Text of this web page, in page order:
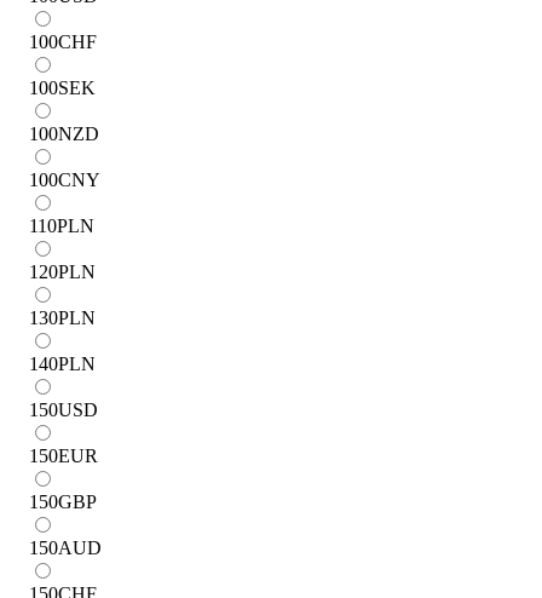
100CHF
100SEK
100NZD
100CNY
110PLN
120PLN
130PLN
140PLN
150USD
150EUR
150GBP
150AUD
150CHF